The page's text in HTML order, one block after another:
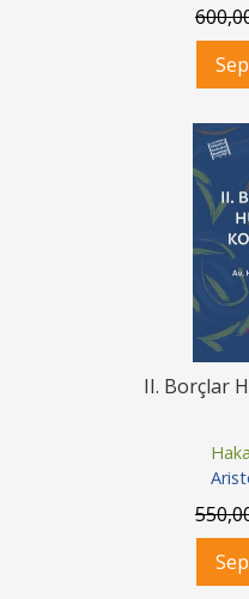
600
II. Borçlar
550